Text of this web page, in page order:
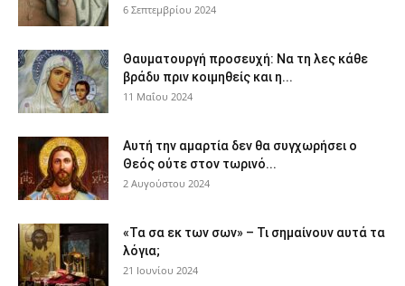
6 Σεπτεμβρίου 2024
Θαυματουργή προσευχή: Να τη λες κάθε
βράδυ πριν κοιμηθείς και η...
11 Μαΐου 2024
Αυτή την αμαρτία δεν θα συγχωρήσει ο
Θεός ούτε στον τωρινό...
2 Αυγούστου 2024
«Τα σα εκ των σων» – Τι σημαίνουν αυτά τα
λόγια;
21 Ιουνίου 2024